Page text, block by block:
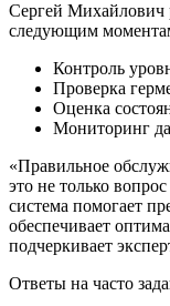
Сергей Михайлович
следующим
Контроль
Проверка
Оценка
Мониторинг
«Правильное
это не только
система помогает
обеспечивает
подчеркивает
Ответы на часто